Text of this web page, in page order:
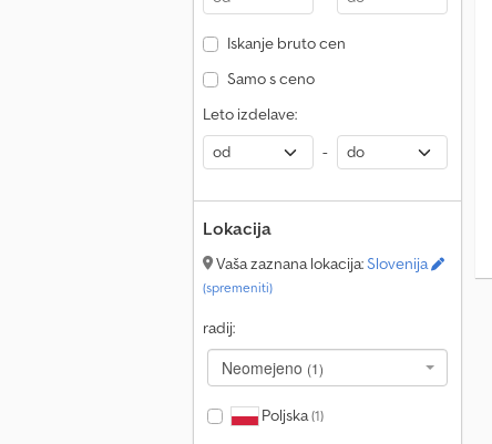
Iskanje bruto cen
Samo s ceno
Leto izdelave:
-
Lokacija
Vaša zaznana lokacija:Slovenija
(spremeniti)
radij:
Neomejeno (1)
Poljska(1)